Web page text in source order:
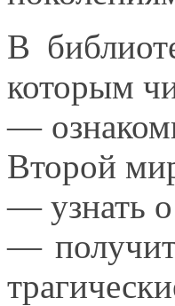
В
которым
—
Второй
— узнать
—